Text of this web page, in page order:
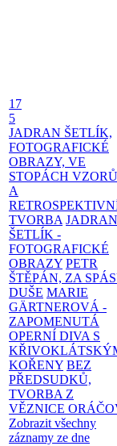
17
5
JADRAN ŠETLÍK,
FOTOGRAFICKÉ
OBRAZY, VE
STOPÁCH VZORŮ
A
TVORBA JADRAN
ŠETLÍK -
FOTOGRAFICKÉ
OBRAZY PETR
ŠTĚPÁN, ZA
DUŠE MARIE
GÄRTNEROVÁ -
ZAPOMENUTÁ
OPERNÍ DIVA S
KOŘENY BEZ
PŘEDSUDKŮ,
TVORBA Z
VĚZNICE
Zobrazit všechny
záznamy ze dne